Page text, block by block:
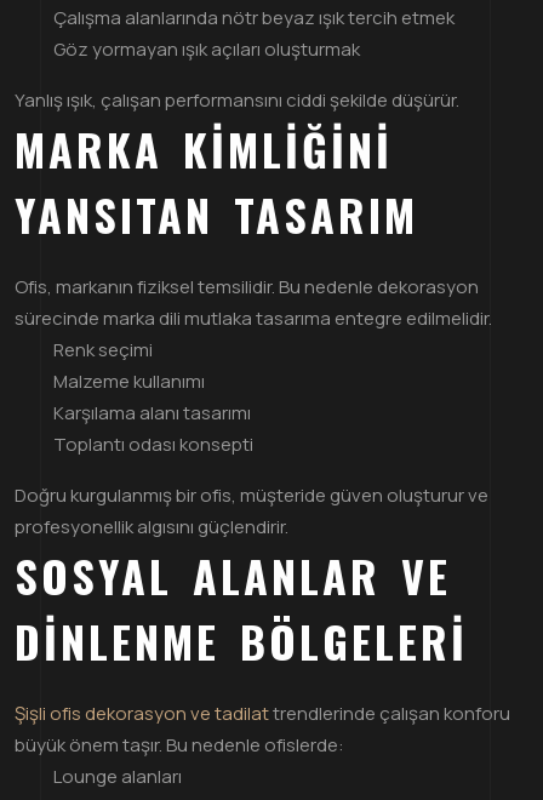
Çalışma alanlarında nötr beyaz ışık tercih etmek
Göz yormayan ışık açıları oluşturmak
Yanlış ışık, çalışan performansını ciddi şekilde düşürür.
MARKA KIMLIĞINI
YANSITAN TASARIM
Ofis, markanın fiziksel temsilidir. Bu nedenle dekorasyon
sürecinde marka dili mutlaka tasarıma entegre edilmelidir.
Renk seçimi
Malzeme kullanımı
Karşılama alanı tasarımı
Toplantı odası konsepti
Doğru kurgulanmış bir ofis, müşteride güven oluşturur ve
profesyonellik algısını güçlendirir.
SOSYAL ALANLAR VE
DINLENME BÖLGELERI
Şişli ofis dekorasyon ve tadilattrendlerinde çalışan konforu
büyük önem taşır. Bu nedenle ofislerde:
Lounge alanları